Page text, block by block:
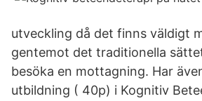
utveckling då det finns väldigt
gentemot det traditionella
besöka en mottagning. Har
utbildning ( 40p) i Kognitiv